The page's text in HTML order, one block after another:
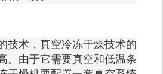
技术，真空冷冻干燥技术的
。由于它需要真空和低温条